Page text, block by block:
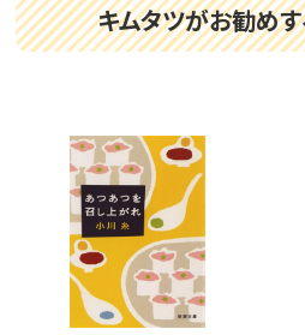
キムタツがお勧め